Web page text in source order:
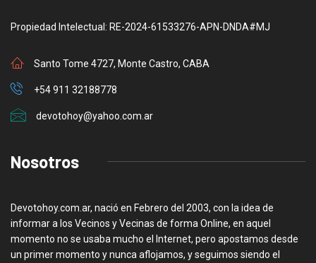
Propiedad Intelectual: RE-2024-61533276-APN-DNDA#MJ
Santo Tome 4727, Monte Castro, CABA
+54 911 32188778
devotohoy@yahoo.com.ar
Nosotros
Devotohoy.com.ar, nació en Febrero del 2003, con la idea de
informar a los Vecinos y Vecinas de forma Online, en aquel
momento no se usaba mucho el Internet, pero apostamos desde
un primer momento y nunca aflojamos, y seguimos siendo el